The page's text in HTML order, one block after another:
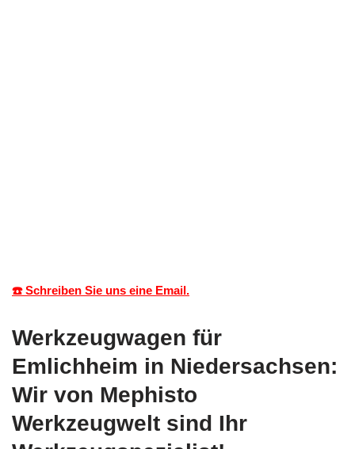
☎️ Schreiben Sie uns eine Email.
Werkzeugwagen für
Emlichheim in Niedersachsen:
Wir von Mephisto
Werkzeugwelt sind Ihr